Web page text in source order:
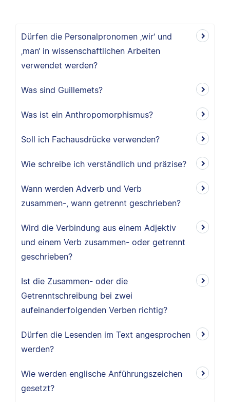
Dürfen die Personalpronomen ‚wir‘ und
‚man‘ in wissenschaftlichen Arbeiten
verwendet werden?
Was sind Guillemets?
Was ist ein Anthropomorphismus?
Soll ich Fachausdrücke verwenden?
Wie schreibe ich verständlich und präzise?
Wann werden Adverb und Verb
zusammen-, wann getrennt geschrieben?
Wird die Verbindung aus einem Adjektiv
und einem Verb zusammen- oder getrennt
geschrieben?
Ist die Zusammen- oder die
Getrenntschreibung bei zwei
aufeinanderfolgenden Verben richtig?
Dürfen die Lesenden im Text angesprochen
werden?
Wie werden englische Anführungszeichen
gesetzt?